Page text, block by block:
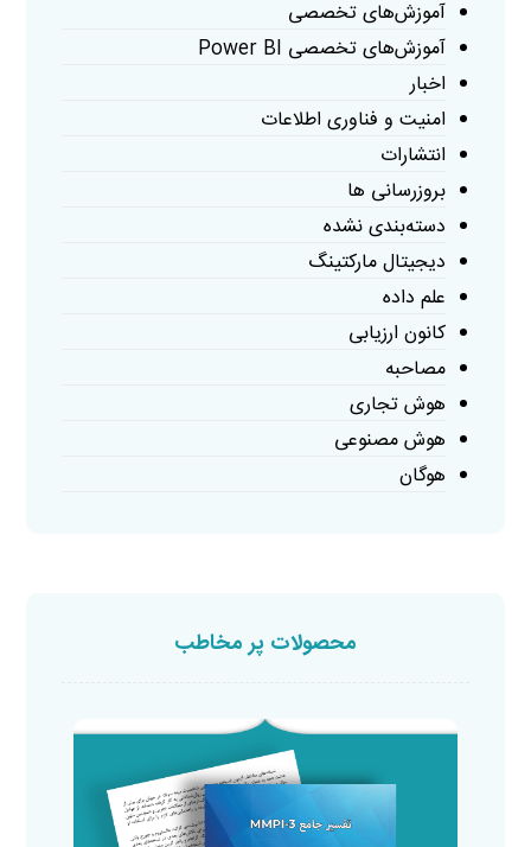
آموزش‌های تخصصی
آموزش‌های تخصصی Power BI
اخبار
امنیت و فناوری اطلاعات
انتشارات
بروزرسانی ها
دسته‌بندی نشده
دیجیتال مارکتینگ
علم داده
کانون ارزیابی
مصاحبه
هوش تجاری
هوش مصنوعی
هوگان
محصولات پر مخاطب